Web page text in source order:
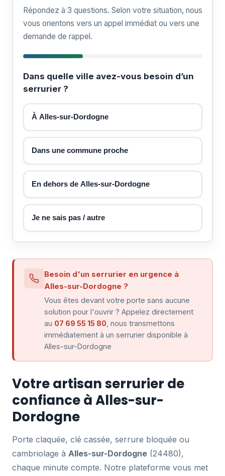
Répondez à 3 questions. Selon votre situation, nous
vous orientons vers un appel immédiat ou vers une
demande de rappel.
Dans quelle ville avez-vous besoin d’un
serrurier ?
À Alles-sur-Dordogne
Dans une commune proche
En dehors de Alles-sur-Dordogne
Je ne sais pas / autre
Besoin d'un serrurier en urgence à
Alles-sur-Dordogne ?
Vous êtes devant votre porte sans aucune
solution pour l'ouvrir ? Appelez directement
au 07 69 55 15 80 , nous transmettons
immédiatement à un serrurier disponible à
Alles-sur-Dordogne
Votre artisan serrurier de
confiance à Alles-sur-
Dordogne
Porte claquée, clé cassée, serrure bloquée ou
cambriolage à Alles-sur-Dordogne (24480),
chaque minute compte. Notre plateforme vous met